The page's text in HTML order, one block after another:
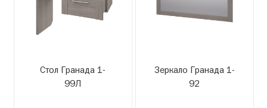
Стол Гранада 1-
99Л
Зеркало Гранада 1-
92